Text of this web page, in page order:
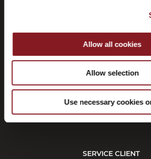
Allow all cookies
Allow selection
Use necessary cookies
Résiliation
SERVICE CLIENT